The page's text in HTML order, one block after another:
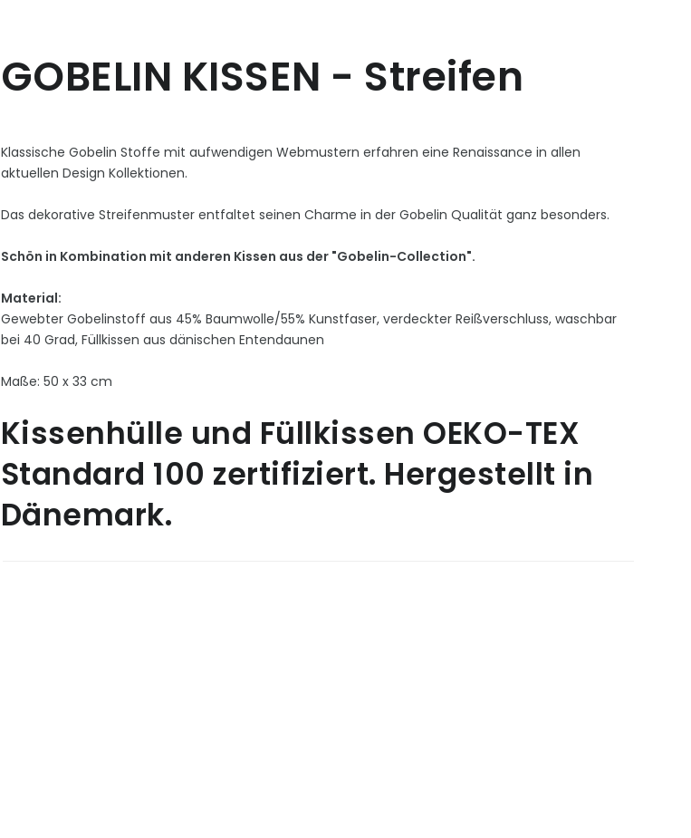
GOBELIN KISSEN - Streifen
Klassische Gobelin Stoffe mit aufwendigen Webmustern erfahren eine Renaissance in allen
aktuellen Design Kollektionen.
Das dekorative Streifenmuster entfaltet seinen Charme in der Gobelin Qualität ganz besonders.
Schön in Kombination mit anderen Kissen aus der "Gobelin-Collection".
Material:
Gewebter Gobelinstoff aus 45% Baumwolle/55% Kunstfaser, verdeckter Reißverschluss, waschbar
bei 40 Grad, Füllkissen aus dänischen Entendaunen
Maße: 50 x 33 cm
Kissenhülle und Füllkissen OEKO-TEX
Standard 100 zertifiziert. Hergestellt in
Dänemark.